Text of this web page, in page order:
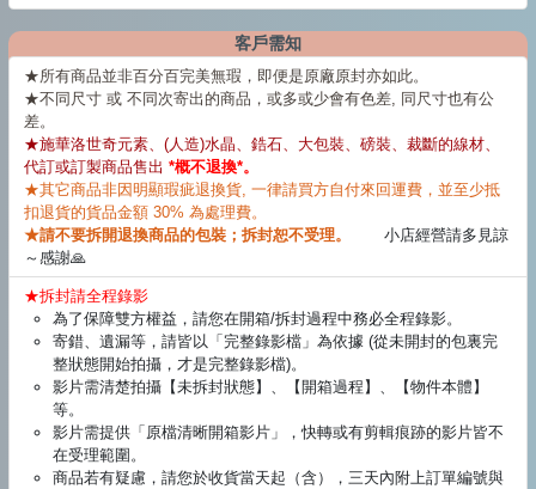
客戶需知
★所有商品並非百分百完美無瑕，即便是原廠原封亦如此。
★不同尺寸 或 不同次寄出的商品，或多或少會有色差, 同尺寸也有公
差。
★施華洛世奇元素、(人造)水晶、鋯石、大包裝、磅裝、裁斷的線材、
代訂或訂製商品售出 *概不退換*。
★其它商品非因明顯瑕疵退換貨, 一律請買方自付來回運費，並至少抵
扣退貨的貨品金額 30% 為處理費。
★請不要拆開退換商品的包裝；拆封恕不受理。
小店經營請多見諒
～感謝🙏
★拆封請全程錄影
為了保障雙方權益，請您在開箱/拆封過程中務必全程錄影。
寄錯、遺漏等，請皆以「完整錄影檔」為依據 (從未開封的包裏完
整狀態開始拍攝，才是完整錄影檔)。
影片需清楚拍攝【未拆封狀態】、【開箱過程】、【物件本體】
等。
影片需提供「原檔清晰開箱影片」，快轉或有剪輯痕跡的影片皆不
在受理範圍。
商品若有疑慮，請您於收貨當天起（含），三天內附上訂單編號與